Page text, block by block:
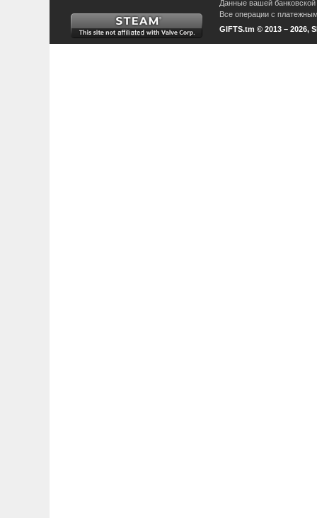
Данные вашей
Все операции с
GIFTS.tm © 2013 – 2026,